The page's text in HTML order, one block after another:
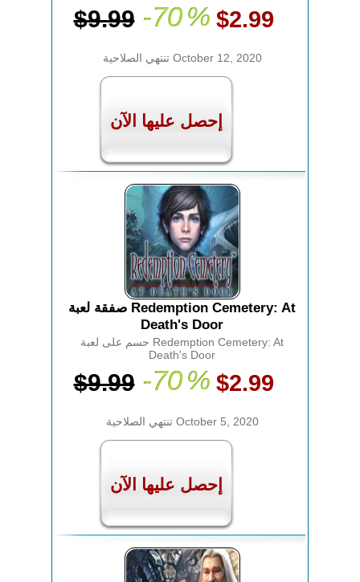
$9.99 -70% $2.99
تنتهي الصلاحية October 12, 2020
إحصل عليها الآن
صفقة لعبة Redemption Cemetery: At
Death's Door
حسم على لعبة Redemption Cemetery: At
Death's Door
$9.99 -70% $2.99
تنتهي الصلاحية October 5, 2020
إحصل عليها الآن